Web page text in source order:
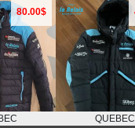
80.00$
QUEBEC